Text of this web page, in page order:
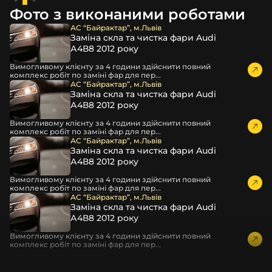
повітрям – і все це повноцінно захищає скло фари під
час перевезення та цілком прибирає вірогідність
пошкодження товару внаслідок механічних впливів під
час транспортування поштою.
Детальніше про доставку…
Комплектація товару виробника та зовнішній вигляд
товару можуть відрізнятися від фотографій,
представлених на сайті.
Якщо ви шукаєте такі послуги, як заміна скла фари,
розпакування та перепакування фар, відновлення та
ремонт фар, заміна лінз Xenon LED BI-LED, ремонт скла,
корпусу та кріплення фари, налаштування світла,
коригування, діагностика та полірування фари, наші
партнерські сервіси готові надати допомогу по всій
Україні.
Ми опанували мистецтво автосвітла, і це підтвердять
тисячі задоволених клієнтів. Розмаїття вибору, постійна
наявність на складі, свіжі поступлення, доступна ціна,
швидке доставлення та висока якість товарів!
Фото з виконаними роботами
АС “Байрактар”, м.Львів
Заміна скла та чистка фари Audi
А4В8 2012 року
Вимогливому клієнту за 4 години здійснити повний
комплекс робіт по заміні фар для пер...
АС “Байрактар”, м.Львів
Заміна скла та чистка фари Audi
А4В8 2012 року
Вимогливому клієнту за 4 години здійснити повний
комплекс робіт по заміні фар для пер...
АС “Байрактар”, м.Львів
Заміна скла та чистка фари Audi
А4В8 2012 року
Вимогливому клієнту за 4 години здійснити повний
комплекс робіт по заміні фар для пер...
АС “Байрактар”, м.Львів
Заміна скла та чистка фари Audi
А4В8 2012 року
Вимогливому клієнту за 4 години здійснити повний
комплекс робіт по заміні фар для пер...